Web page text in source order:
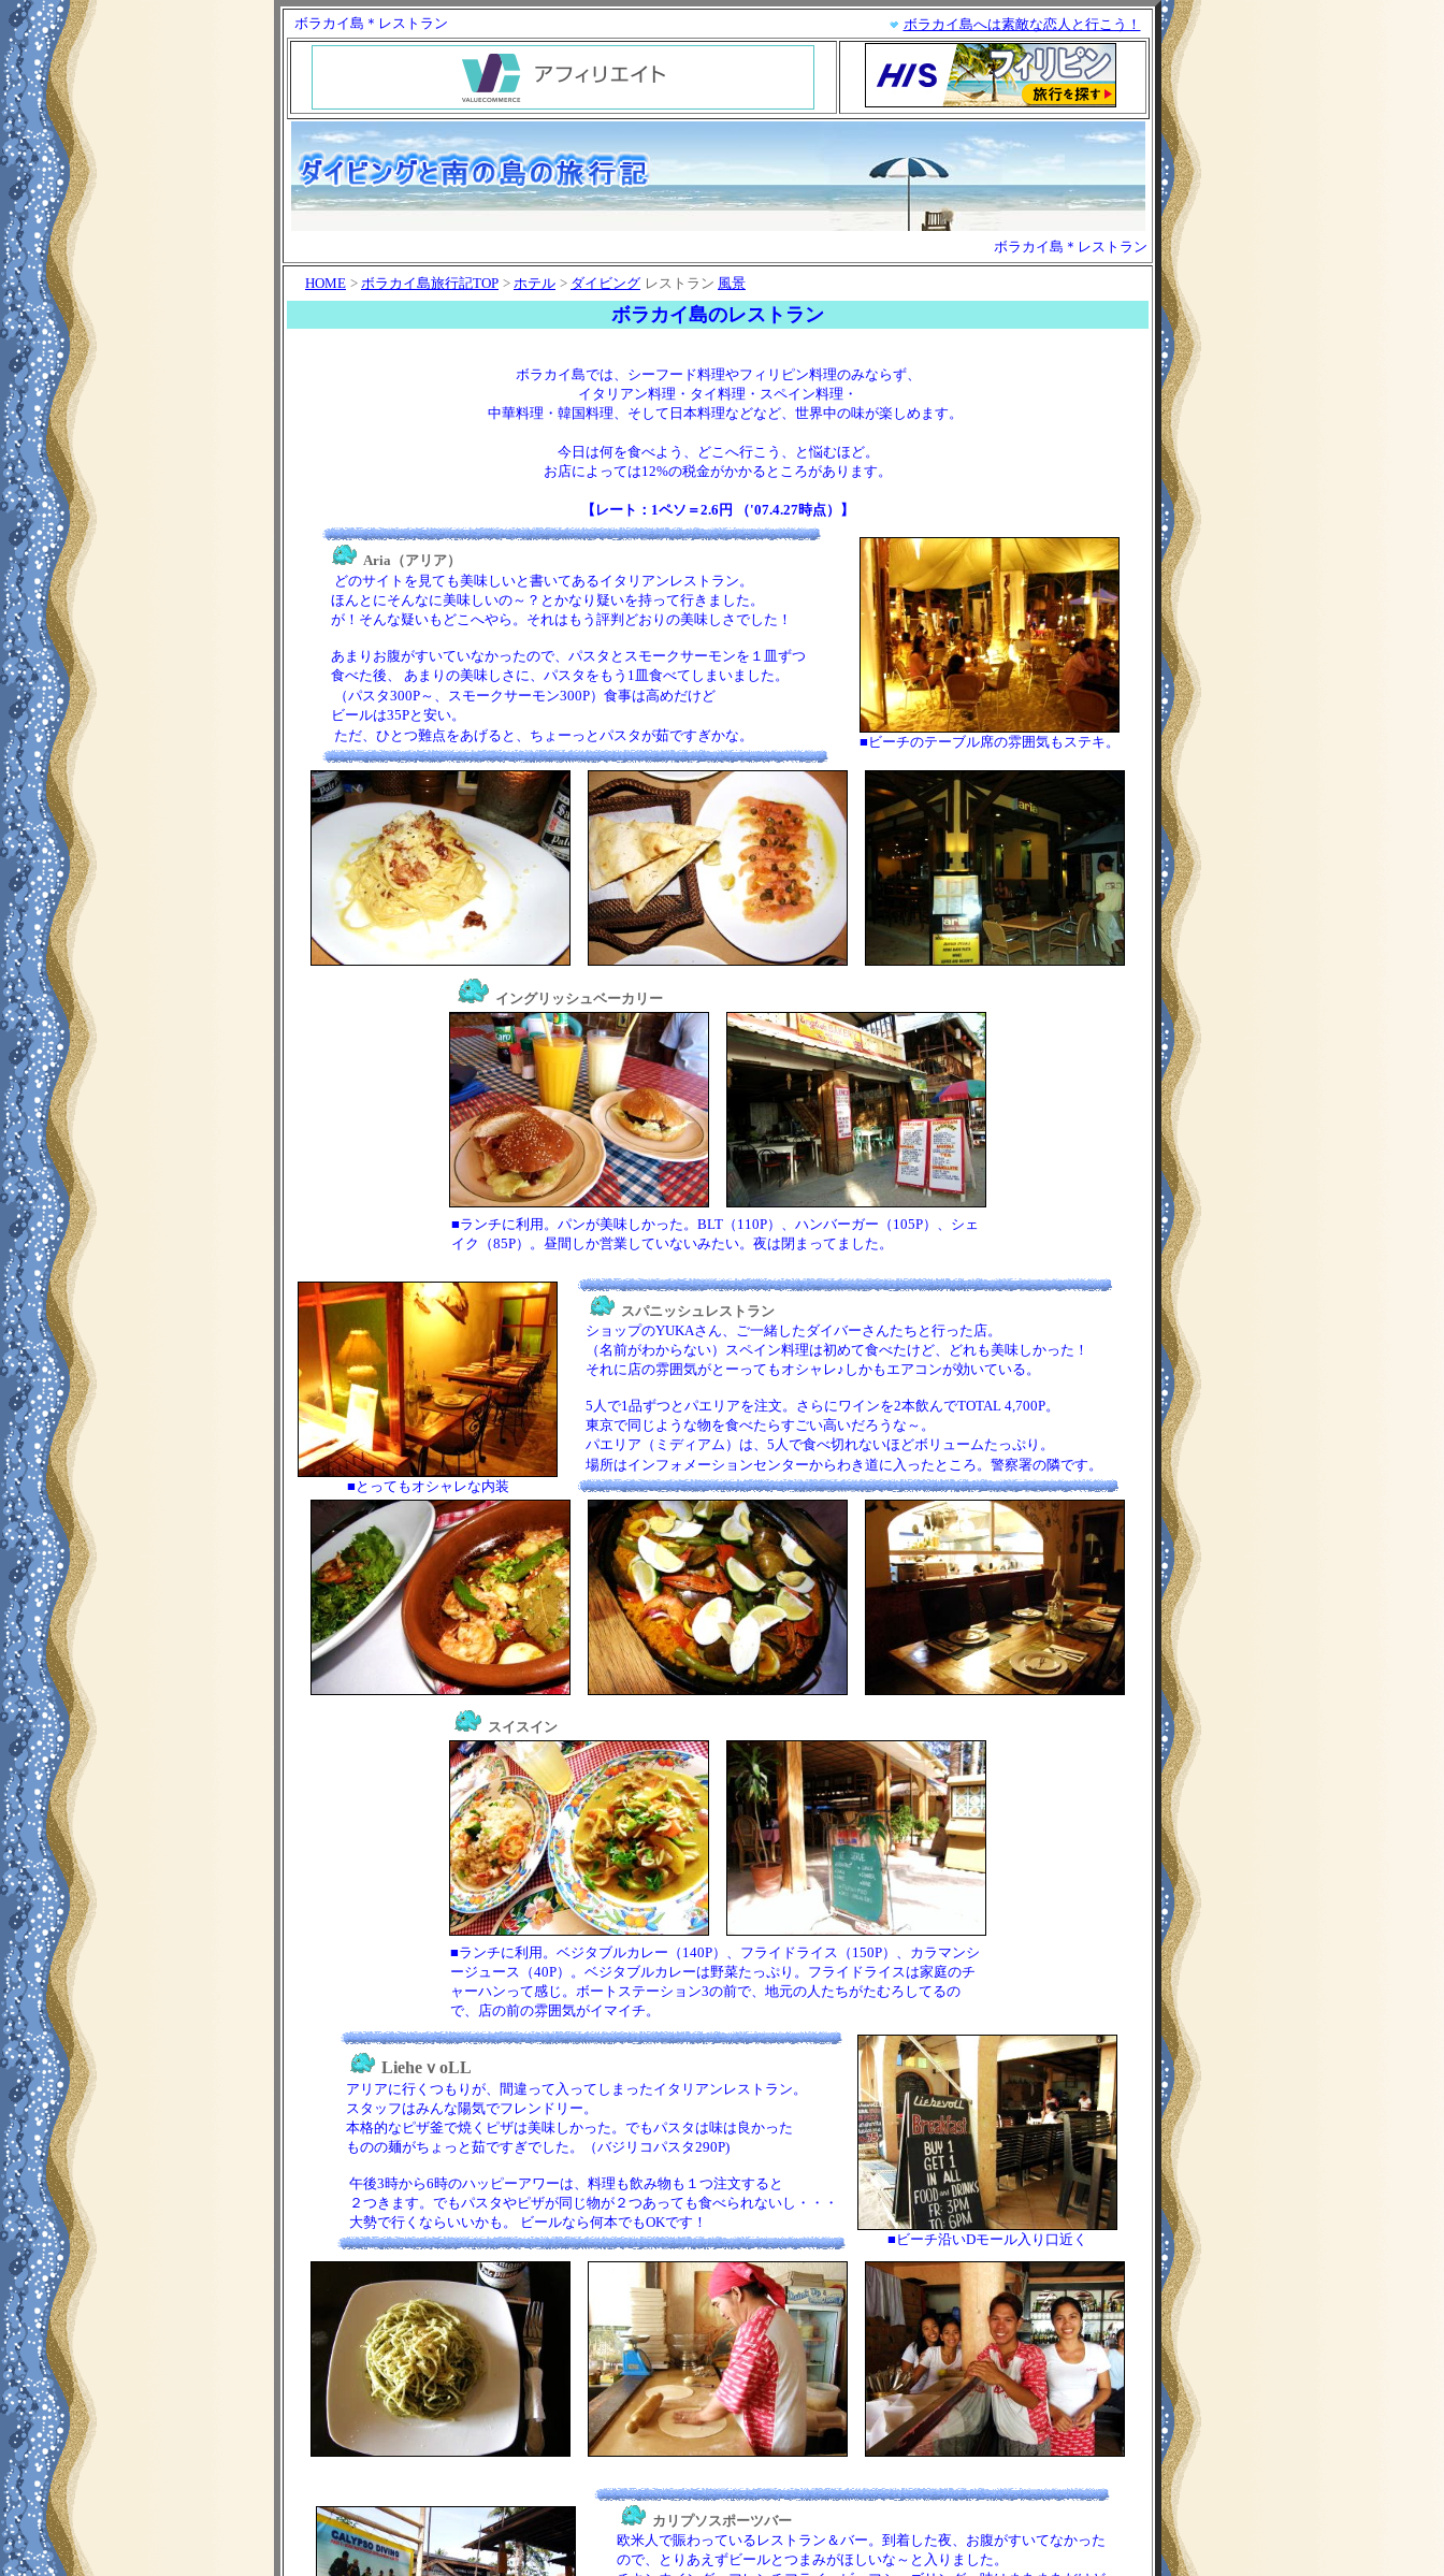
ボラカイ島＊レストラン ボラカイ島へは素敵な恋人と行こう！
ボラカイ島＊レストラン
HOME > ボラカイ島旅行記TOP > ホテル > ダイビング レストラン 風景
ボラカイ島のレストラン
ボラカイ島では、シーフード料理やフィリピン料理のみならず、
イタリアン料理・タイ料理・スペイン料理・
中華料理・韓国料理、そして日本料理などなど、世界中の味が楽しめます。
今日は何を食べよう、どこへ行こう、と悩むほど。
お店によっては12%の税金がかかるところがあります。
【レート：1ペソ＝2.6円 （'07.4.27時点）】
Aria（アリア）
どのサイトを見ても美味しいと書いてあるイタリアンレストラン。
ほんとにそんなに美味しいの～？とかなり疑いを持って行きました。
が！そんな疑いもどこへやら。それはもう評判どおりの美味しさでした！
あまりお腹がすいていなかったので、パスタとスモークサーモンを１皿ずつ
食べた後、 あまりの美味しさに、パスタをもう1皿食べてしまいました。
（パスタ300P～、スモークサーモン300P）食事は高めだけど
ビールは35Pと安い。
ただ、ひとつ難点をあげると、ちょーっとパスタが茹ですぎかな。
■ビーチのテーブル席の雰囲気もステキ。
イングリッシュベーカリー
■ランチに利用。パンが美味しかった。BLT（110P）、ハンバーガー（105P）、シェ
イク（85P）。昼間しか営業していないみたい。夜は閉まってました。
■とってもオシャレな内装
スパニッシュレストラン
ショップのYUKAさん、ご一緒したダイバーさんたちと行った店。
（名前がわからない）スペイン料理は初めて食べたけど、どれも美味しかった！
それに店の雰囲気がとーってもオシャレ♪しかもエアコンが効いている。
5人で1品ずつとパエリアを注文。さらにワインを2本飲んでTOTAL 4,700P。
東京で同じような物を食べたらすごい高いだろうな～。
パエリア（ミディアム）は、5人で食べ切れないほどボリュームたっぷり。
場所はインフォメーションセンターからわき道に入ったところ。警察署の隣です。
スイスイン
■ランチに利用。ベジタブルカレー（140P）、フライドライス（150P）、カラマンシ
ージュース（40P）。ベジタブルカレーは野菜たっぷり。フライドライスは家庭のチ
ャーハンって感じ。ボートステーション3の前で、地元の人たちがたむろしてるの
で、店の前の雰囲気がイマイチ。
LieheｖoLL
アリアに行くつもりが、間違って入ってしまったイタリアンレストラン。
スタッフはみんな陽気でフレンドリー。
本格的なピザ釜で焼くピザは美味しかった。でもパスタは味は良かった
ものの麺がちょっと茹ですぎでした。（バジリコパスタ290P)
午後3時から6時のハッピーアワーは、料理も飲み物も１つ注文すると
２つきます。でもパスタやピザが同じ物が２つあっても食べられないし・・・
大勢で行くならいいかも。 ビールなら何本でもOKです！
■ビーチ沿いDモール入り口近く
カリプソスポーツバー
欧米人で賑わっているレストラン＆バー。到着した夜、お腹がすいてなかった
ので、とりあえずビールとつまみがほしいな～と入りました。